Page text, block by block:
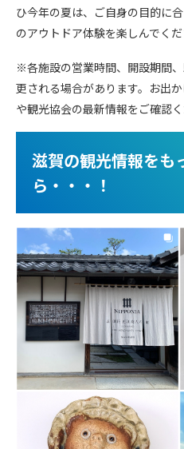
ひ今年の夏は、ご自身の目的に
のアウトドア体験を楽しんでくだ
※各施設の営業時間、開設期間
更される場合があります。お出
や観光協会の最新情報をご確認く
滋賀の観光情報をも
ら・・・！